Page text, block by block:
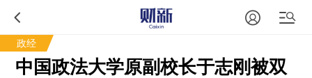
政经
中国政法大学原副校长于志刚被双